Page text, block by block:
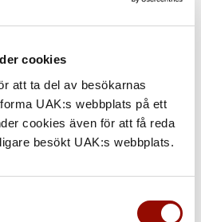
cookies
att ta del av besökarnas
UAK:s webbplats på ett
cookies även för att få reda
besökt UAK:s webbplats.